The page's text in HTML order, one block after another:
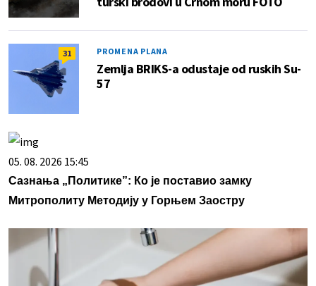
31 PROMENA PLANA
Zemlja BRIKS-a odustaje od ruskih Su-
57
05. 08. 2026 15:45
Сазнања „Политике”: Ко је поставио замку
Митрополиту Методију у Горњем Заостру